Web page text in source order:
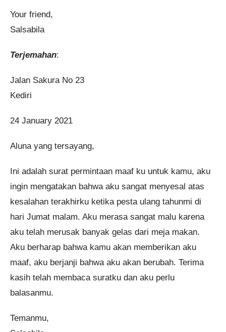
Your friend,
Salsabila
Terjemahan:
Jalan Sakura No 23
Kediri
24 January 2021
Aluna yang tersayang,
Ini adalah surat permintaan maaf ku untuk kamu, aku
ingin mengatakan bahwa aku sangat menyesal atas
kesalahan terakhirku ketika pesta ulang tahunmi di
hari Jumat malam. Aku merasa sangat malu karena
aku telah merusak banyak gelas dari meja makan.
Aku berharap bahwa kamu akan memberikan aku
maaf, aku berjanji bahwa aku akan berubah. Terima
kasih telah membaca suratku dan aku perlu
balasanmu.
Temanmu,